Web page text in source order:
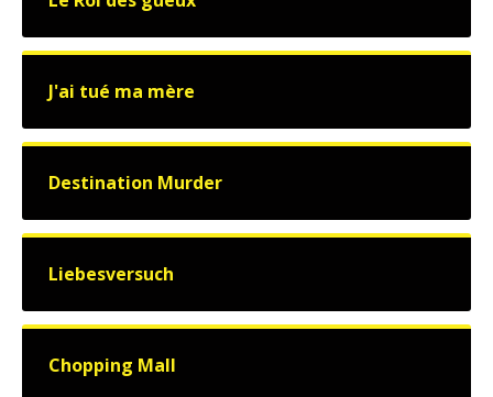
J'ai tué ma mère
Destination Murder
Liebesversuch
Chopping Mall